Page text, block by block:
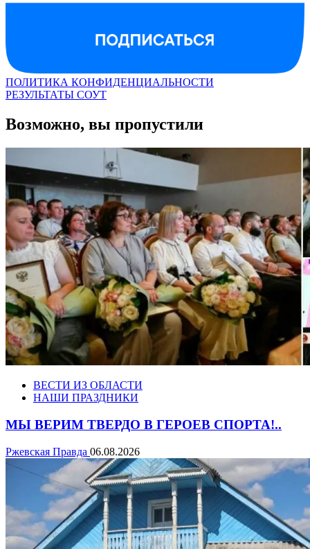
ПОЛИТИКА КОНФИДЕНЦИАЛЬНОСТИ
РЕЗУЛЬТАТЫ СОУТ
Возможно, вы пропустили
ВЕСТИ ИЗ ОБЛАСТИ
НАШИ ПРАЗДНИКИ
МЫ ВЕРИМ ТВЕРДО В ГЕРОЕВ СПОРТА!..
Ржевская Правда 06.08.2026